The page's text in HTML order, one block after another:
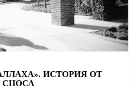
ИСТОРИЯ ОТ
СНОСА